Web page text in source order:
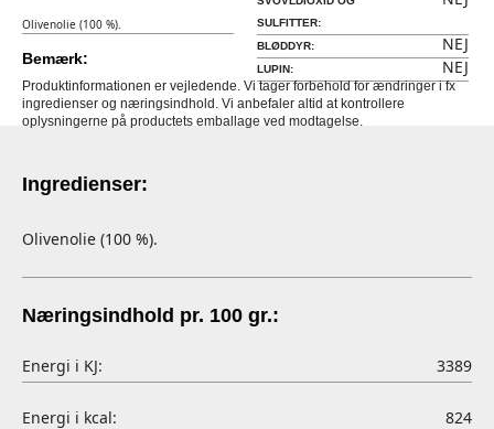
Olivenolie (100 %).
SULFITTER:
BLØDDYR: NEJ
LUPIN: NEJ
Bemærk:
Produktinformationen er vejledende. Vi tager forbehold for ændringer i fx
ingredienser og næringsindhold. Vi anbefaler altid at kontrollere
oplysningerne på productets emballage ved modtagelse.
Ingredienser:
Olivenolie (100 %).
Næringsindhold pr. 100 gr.:
Energi i KJ: 3389
Energi i kcal: 824